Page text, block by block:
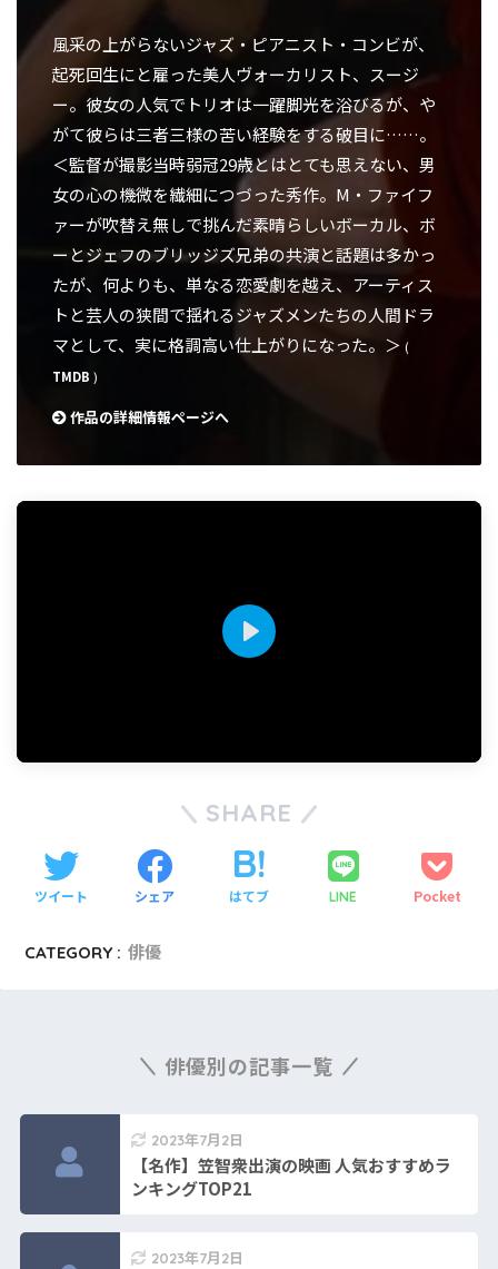
風采の上がらないジャズ・ピアニスト・コンビが、
起死回生にと雇った美人ヴォーカリスト、スージ
ー。彼女の人気でトリオは一躍脚光を浴びるが、や
がて彼らは三者三様の苦い経験をする破目に……。
＜監督が撮影当時弱冠29歳とはとても思えない、男
女の心の機微を繊細につづった秀作。M・ファイフ
ァーが吹替え無しで挑んだ素晴らしいボーカル、ボ
ーとジェフのブリッジズ兄弟の共演と話題は多かっ
たが、何よりも、単なる恋愛劇を越え、アーティス
トと芸人の狭間で揺れるジャズメンたちの人間ドラ
マとして、実に格調高い仕上がりになった。＞ (
TMDB )
作品の詳細情報ページへ
P
SHARE
ツイート シェア はてブ LINE Pocket
CATEGORY : 俳優
俳優別の記事一覧
2023年7月2日
【名作】笠智衆出演の映画 人気おすすめラ
ンキングTOP21
2023年7月2日